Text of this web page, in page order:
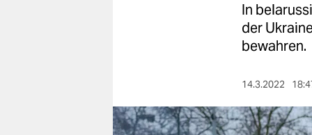
berlin
In
der
bewahren.
14.3.2022